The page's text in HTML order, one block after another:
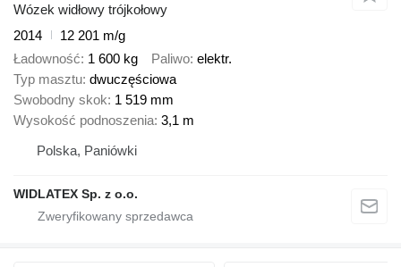
Wózek widłowy trójkołowy
2014
12 201 m/g
Ładowność 1 600 kg Paliwo elektr.
Typ masztu dwuczęściowa
Swobodny skok 1 519 mm
Wysokość podnoszenia 3,1 m
Polska, Paniówki
WIDLATEX Sp. z o.o.